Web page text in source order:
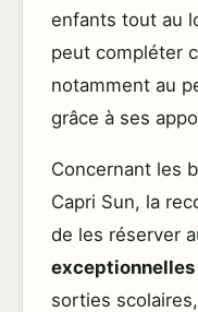
enfants tout au
peut compléter
notamment au
grâce à ses
Concernant les
Capri Sun, la
de les réserver
exceptionnelles
sorties